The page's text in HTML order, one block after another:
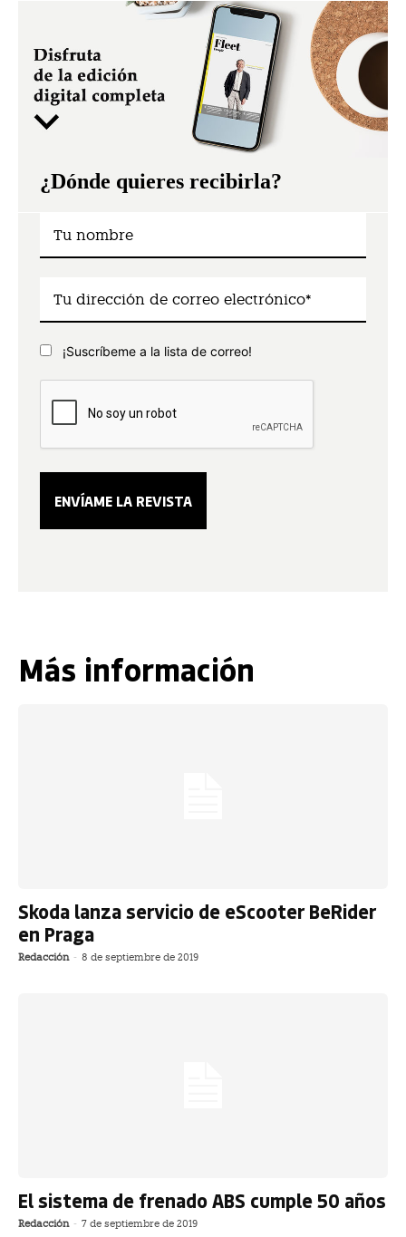
¿Dónde quieres recibirla?
¡Suscríbeme a la lista de correo!
Más información
Skoda lanza servicio de eScooter BeRider
en Praga
Redacción - 8 de septiembre de 2019
El sistema de frenado ABS cumple 50 años
Redacción - 7 de septiembre de 2019